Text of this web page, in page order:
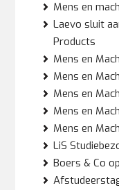
Mens en
Laevo sluit
Products
Mens en
Mens en
Mens en
Mens en
Mens en
LiS
Boers & Co